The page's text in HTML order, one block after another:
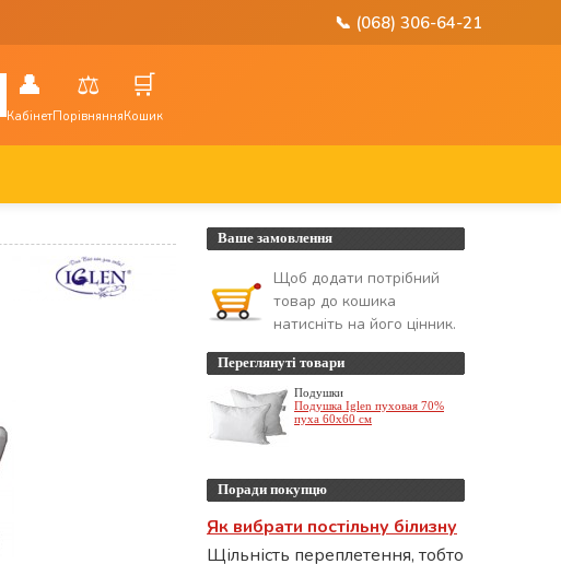
📞 (068) 306-64-21
👤
Кабінет
⚖️
Порівняння
🛒
Кошик
Ваше замовлення
Щоб додати потрібний
товар до кошика
натисніть на його цінник.
Переглянуті товари
Подушки
Подушка Iglen пуховая 70%
пуха 60х60 см
Поради покупцю
Як вибрати постільну білизну
Щільність переплетення, тобто